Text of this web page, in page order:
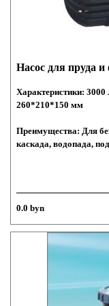
Насос для пруда
Характеристики: 3000
260*210*150 мм
Преимущества: Для
каскада, водопада,
0.0 byn